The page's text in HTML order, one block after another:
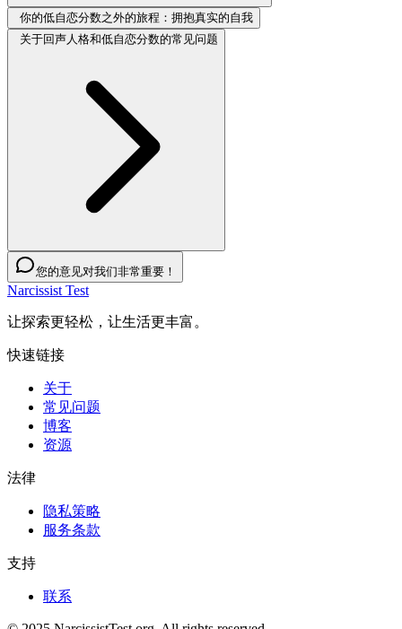
你的低自恋分数之外的旅程：拥抱真实的自我
关于回声人格和低自恋分数的常见问题
您的意见对我们非常重要！
Narcissist Test
让探索更轻松，让生活更丰富。
快速链接
关于
常见问题
博客
资源
法律
隐私策略
服务条款
支持
联系